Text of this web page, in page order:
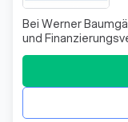
Bei Werner
und
finanzielle Zukunft
Menschen im
finanzielle Planung
Sie zu unterstützen